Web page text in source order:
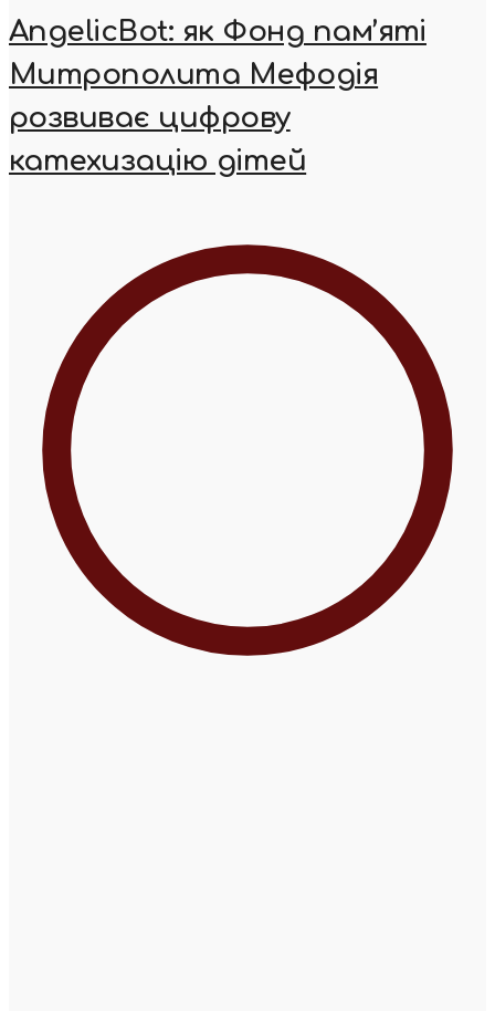
AngelicBot: як Фонд пам’яті
Митрополита Мефодія
розвиває цифрову
катехизацію дітей